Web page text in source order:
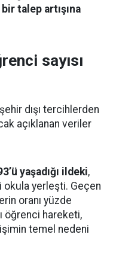
talep artışına
sayısı
dışı tercihlerden
açıklanan veriler
yaşadığı ildeki,
okula yerleşti. Geçen
oranı yüzde
öğrenci hareketi,
temel nedeni